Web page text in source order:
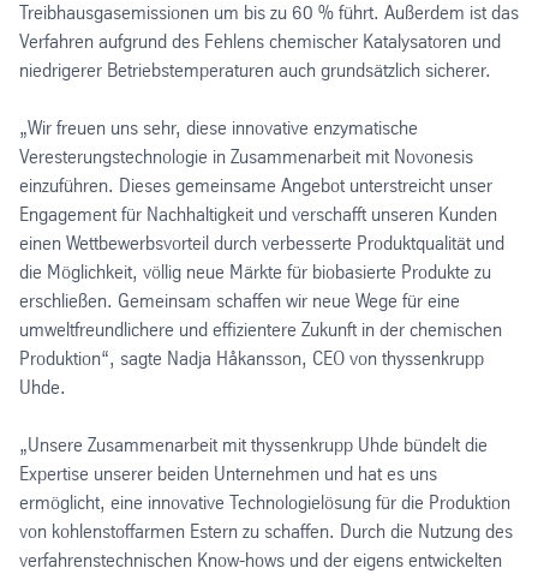
Treibhausgasemissionen um bis zu 60 % führt. Außerdem ist das
Verfahren aufgrund des Fehlens chemischer Katalysatoren und
niedrigerer Betriebstemperaturen auch grundsätzlich sicherer.
„Wir freuen uns sehr, diese innovative enzymatische
Veresterungstechnologie in Zusammenarbeit mit Novonesis
einzuführen. Dieses gemeinsame Angebot unterstreicht unser
Engagement für Nachhaltigkeit und verschafft unseren Kunden
einen Wettbewerbsvorteil durch verbesserte Produktqualität und
die Möglichkeit, völlig neue Märkte für biobasierte Produkte zu
erschließen. Gemeinsam schaffen wir neue Wege für eine
umweltfreundlichere und effizientere Zukunft in der chemischen
Produktion“, sagte Nadja Håkansson, CEO von thyssenkrupp
Uhde.
„Unsere Zusammenarbeit mit thyssenkrupp Uhde bündelt die
Expertise unserer beiden Unternehmen und hat es uns
ermöglicht, eine innovative Technologielösung für die Produktion
von kohlenstoffarmen Estern zu schaffen. Durch die Nutzung des
verfahrenstechnischen Know-hows und der eigens entwickelten